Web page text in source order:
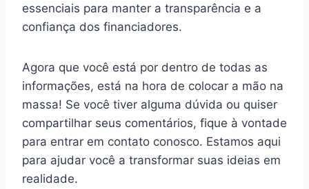
essenciais para manter a transparência e a
confiança dos financiadores.
Agora que você está por dentro de todas as
informações, está na hora de colocar a mão na
massa! Se você tiver alguma dúvida ou quiser
compartilhar seus comentários, fique à vontade
para entrar em contato conosco. Estamos aqui
para ajudar você a transformar suas ideias em
realidade.